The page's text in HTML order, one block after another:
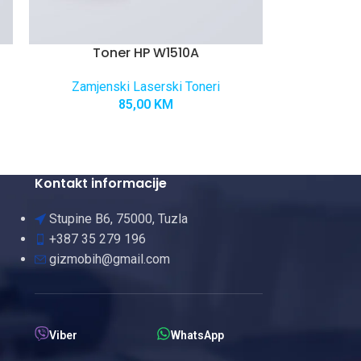
Toner HP W1510A
Zamjenski Laserski Toneri
85,00 KM
Kontakt informacije
Stupine B6, 75000, Tuzla
+387 35 279 196
gizmobih@gmail.com
Viber WhatsApp